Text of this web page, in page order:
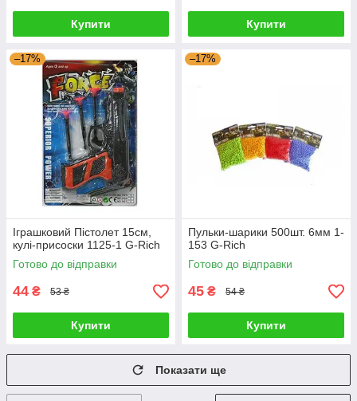
Купити Купити
–17%
Іграшковий Пістолет 15см,
кулі-присоски 1125-1 G-Rich
Готово до відправки
44 ₴ 53 ₴
Купити
–17%
Пульки-шарики 500шт. 6мм 1-
153 G-Rich
Готово до відправки
45 ₴ 54 ₴
Купити
Показати ще